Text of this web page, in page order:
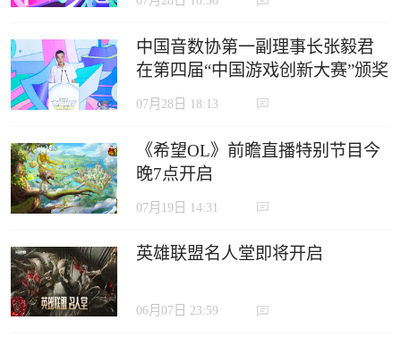
中国音数协第一副理事长张毅君
在第四届“中国游戏创新大赛”颁奖
典礼上的致辞
07月28日 18:13
《希望OL》前瞻直播特别节目今
晚7点开启
07月19日 14:31
英雄联盟名人堂即将开启
06月07日 23:59